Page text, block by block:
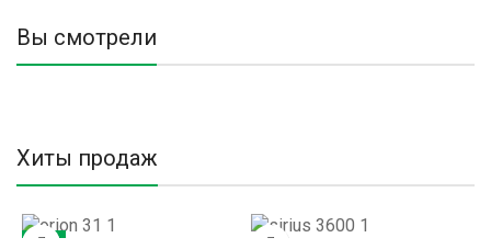
Вы смотрели
Хиты продаж
ХИТ